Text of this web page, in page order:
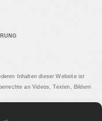
Inhalten dieser Website ist
an Videos, Texten, Bildern